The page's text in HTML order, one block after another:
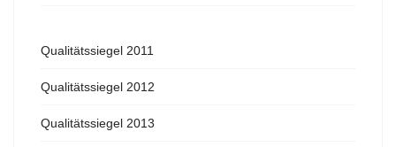
Qualitätssiegel 2011
Qualitätssiegel 2012
Qualitätssiegel 2013